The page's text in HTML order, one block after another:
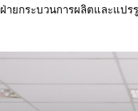
ยกระบวนการผลิตและแป